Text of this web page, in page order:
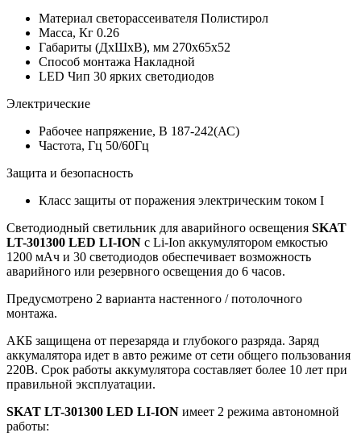
Материал светорассеивателя Полистирол
Масса, Кг 0.26
Габариты (ДхШхВ), мм 270х65х52
Способ монтажа Накладной
LED Чип 30 ярких светодиодов
Электрические
Рабочее напряжение, В 187-242(АС)
Частота, Гц 50/60Гц
Защита и безопасность
Класс защиты от поражения электрическим током I
Светодиодный светильник для аварийного освещения SKAT
LT-301300 LED LI-ION с Li-Ion аккумулятором емкостью
1200 мАч и 30 светодиодов обеспечивает возможность
аварийного или резервного освещения до 6 часов.
Предусмотрено 2 варианта настенного / потолочного
монтажа.
АКБ защищена от перезаряда и глубокого разряда. Заряд
аккумалятора идет в авто режиме от сети общего пользования
220В. Срок работы аккумулятора составляет более 10 лет при
правильной эксплуатации.
SKAT LT-301300 LED LI-ION имеет 2 режима автономной
работы: